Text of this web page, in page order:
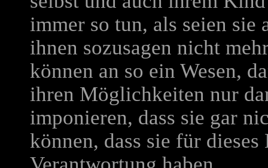
immer so tun, als seien sie
ihnen sozusagen nicht
können an so ein Wesen,
ihren Möglichkeiten nur
imponieren, dass sie gar
können, dass sie für